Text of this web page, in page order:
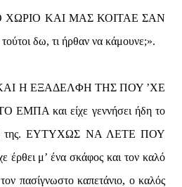
ΚΑΙ ΜΑΣ ΚΟΙΤΑΕ ΣΑΝ
δω, τι ήρθαν να κάμουνε;».
Η ΕΞΑΔΕΛΦΗ ΤΗΣ ΠΟΥ ’ΧΕ
και είχε γεννήσει ήδη το
της. ΕΥΤΥΧΩΣ ΝΑ ΛΕΤΕ ΠΟΥ
μ’ ένα σκάφος και τον καλό
πασίγνωστο καπετάνιο, ο καλός